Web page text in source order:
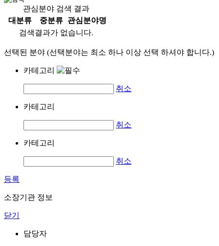
관심분야 검색 결과
대분류
중분류
관심분야명
검색결과가 없습니다.
선택된 분야 (선택분야는 최소 하나 이상 선택 하셔야 합니다.)
카테고리
취소
카테고리
취소
카테고리
취소
등록
소장기관 정보
닫기
담당자